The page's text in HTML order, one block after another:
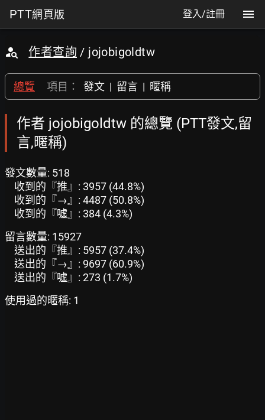
PTT網頁版 登入/註冊
作者查詢 / jojobigoldtw
總覽 項目： 發文 | 留言 | 暱稱
作者 jojobigoldtw 的總覽 (PTT發文,留
言,暱稱)
發文數量: 518
收到的『推』: 3957 (44.8%)
收到的『→』: 4487 (50.8%)
收到的『噓』: 384 (4.3%)
留言數量: 15927
送出的『推』: 5957 (37.4%)
送出的『→』: 9697 (60.9%)
送出的『噓』: 273 (1.7%)
使用過的暱稱: 1